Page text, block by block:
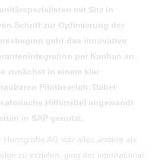
mit Sitz in
Schritt zur Optimierung der
geht das innovative
per Kanban an.
zunächst in einem klar
Pilotbereich. Dabei
Hilfsmittel angewandt
in SAP genutzt.
Hansgrohe AG war alles andere als
zu erzielen, ging der international